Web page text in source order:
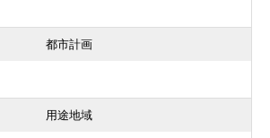
都市計画
用途地域